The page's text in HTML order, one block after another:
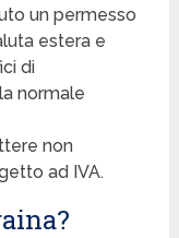
un permesso
estera e
di
normale
non
ad IVA.